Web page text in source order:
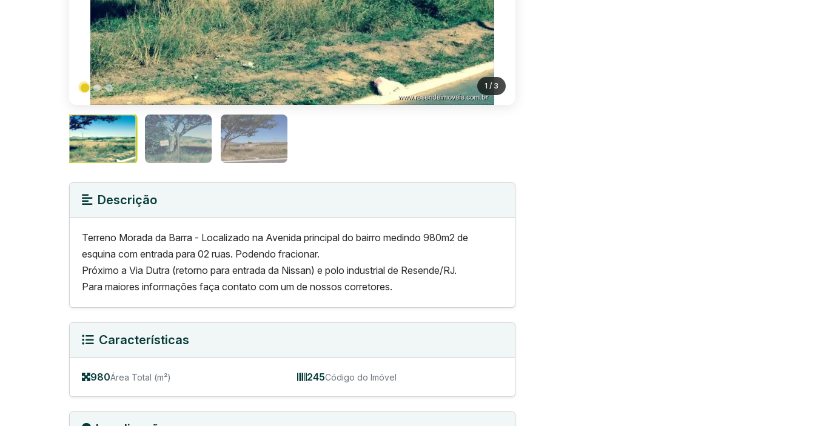
1 / 3
Descrição
Terreno Morada da Barra - Localizado na Avenida principal do bairro medindo 980m2 de
esquina com entrada para 02 ruas. Podendo fracionar.
Próximo a Via Dutra (retorno para entrada da Nissan) e polo industrial de Resende/RJ.
Para maiores informações faça contato com um de nossos corretores.
Características
980Área Total (m²) 245Código do Imóvel